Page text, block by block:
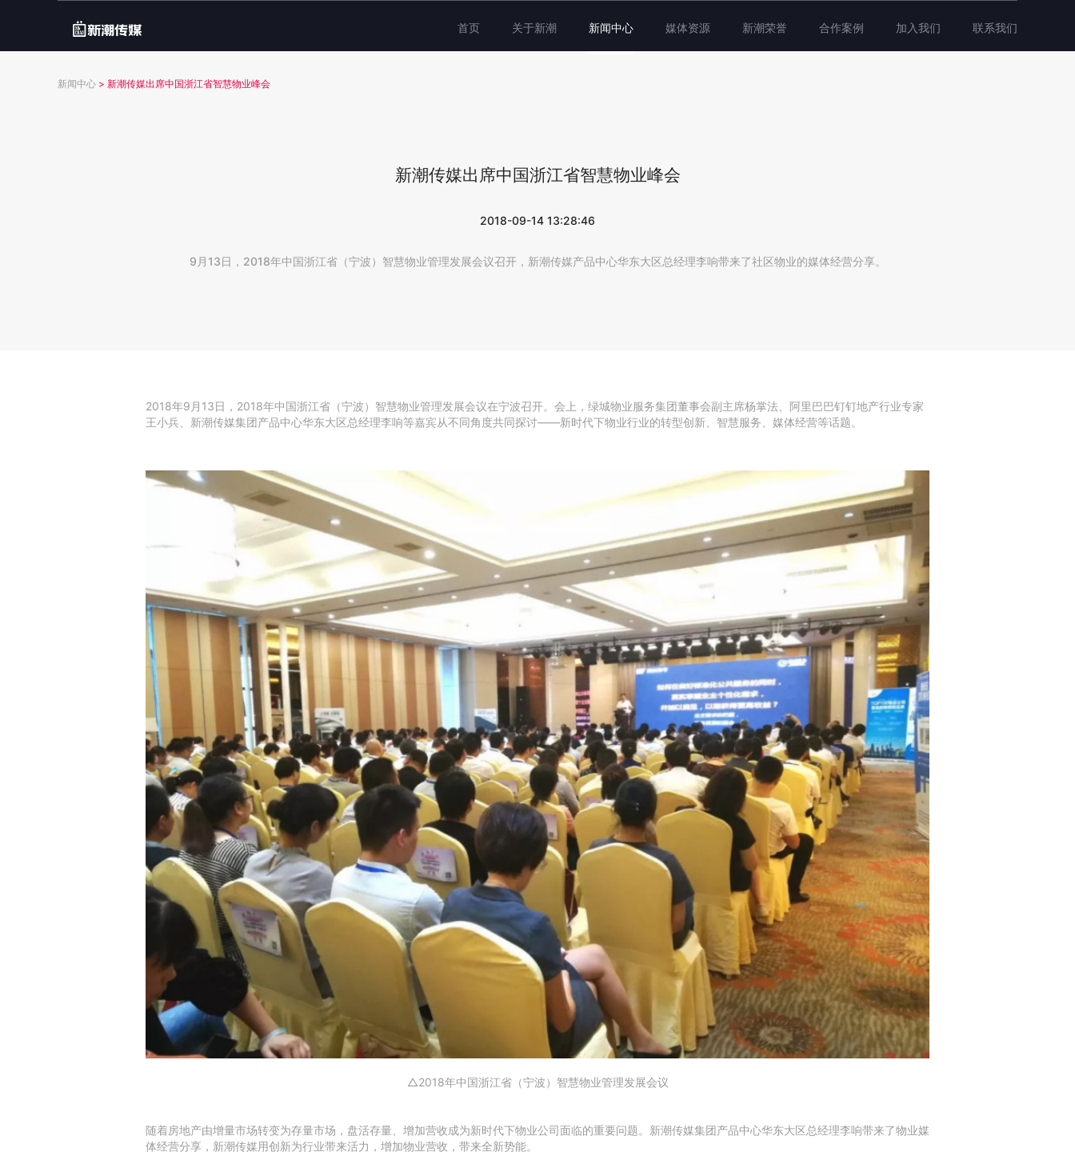
首页 关于新潮 新闻中心 媒体资源 新潮荣誉 合作案例 加入我们 联系我们
新闻中心 > 新潮传媒出席中国浙江省智慧物业峰会
新潮传媒出席中国浙江省智慧物业峰会
2018-09-14 13:28:46
9月13日，2018年中国浙江省（宁波）智慧物业管理发展会议召开，新潮传媒产品中心华东大区总经理李响带来了社区物业的媒体经营分享。
2018年9月13日，2018年中国浙江省（宁波）智慧物业管理发展会议在宁波召开。会上，绿城物业服务集团董事会副主席杨掌法、阿里巴巴钉钉地产行业专家
王小兵、新潮传媒集团产品中心华东大区总经理李响等嘉宾从不同角度共同探讨——新时代下物业行业的转型创新、智慧服务、媒体经营等话题。
△2018年中国浙江省（宁波）智慧物业管理发展会议
随着房地产由增量市场转变为存量市场，盘活存量、增加营收成为新时代下物业公司面临的重要问题。新潮传媒集团产品中心华东大区总经理李响带来了物业媒
体经营分享，新潮传媒用创新为行业带来活力，增加物业营收，带来全新势能。